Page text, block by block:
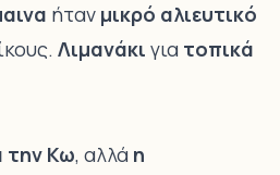
ήταν μικρό αλιευτικό
Λιμανάκι για τοπικά
την Κω, αλλά η